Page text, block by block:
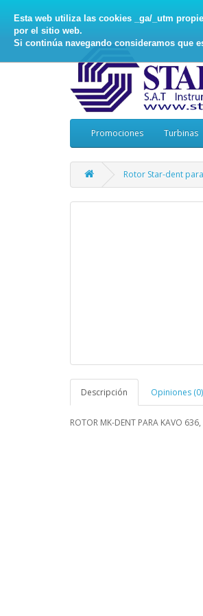
Esta web utiliza las cookies _ga/_utm
por el sitio web.
Si continúa navegando consideramos que
Promociones Turbinas
Rotor Star-dent
Descripción Opiniones (0)
ROTOR MK-DENT PARA KAVO